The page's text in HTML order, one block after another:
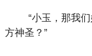
“小玉，那我们
方神圣？”